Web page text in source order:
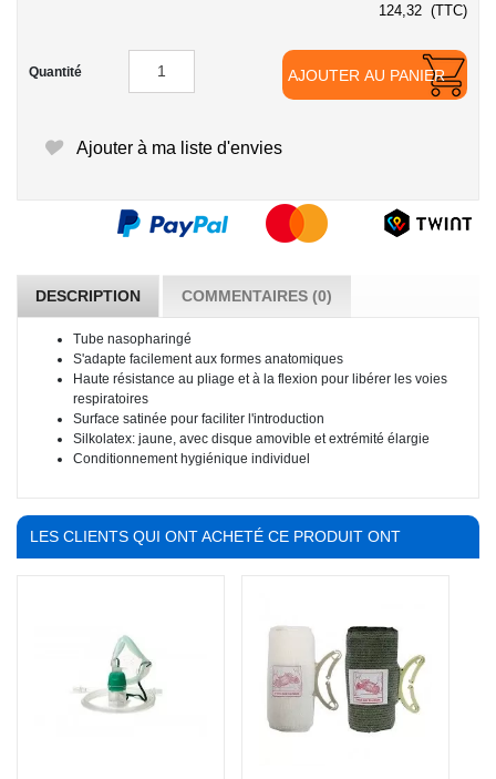
124,32 (TTC)
Quantité AJOUTER AU PANIER
Ajouter à ma liste d'envies
DESCRIPTION COMMENTAIRES (0)
Tube nasopharingé
S'adapte facilement aux formes anatomiques
Haute résistance au pliage et à la flexion pour libérer les voies
respiratoires
Surface satinée pour faciliter l'introduction
Silkolatex: jaune, avec disque amovible et extrémité élargie
Conditionnement hygiénique individuel
LES CLIENTS QUI ONT ACHETÉ CE PRODUIT ONT